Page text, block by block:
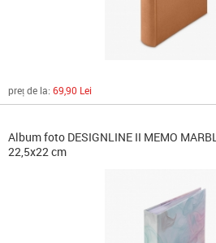
preț de la: 69,90 Lei
Album foto DESIGNLINE II MEMO
22,5x22 cm